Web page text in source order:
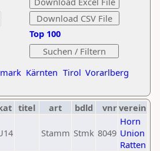
Kärnten Tirol Vorarlberg
Top 100
titel art bdld vnrverein
Stamm Stmk 8049
Horn
Union
Ratten